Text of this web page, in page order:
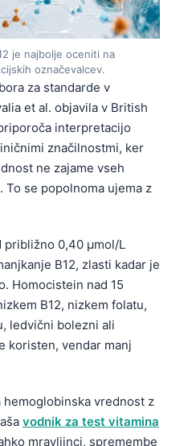
je najbolje oceniti na
označevalcev.
za standarde v
et al. objavila v British
interpretacijo
značilnostmi, ker
ne zajame vseh
To se popolnoma ujema z
približno 0,40 µmol/L
B12, zlasti kadar je
Homocistein nad 15
B12, nizkem folatu,
ledvični bolezni ali
koristen, vendar manj
hemoglobinska vrednost z
vodnik za test vitamina
mravljinci, spremembe